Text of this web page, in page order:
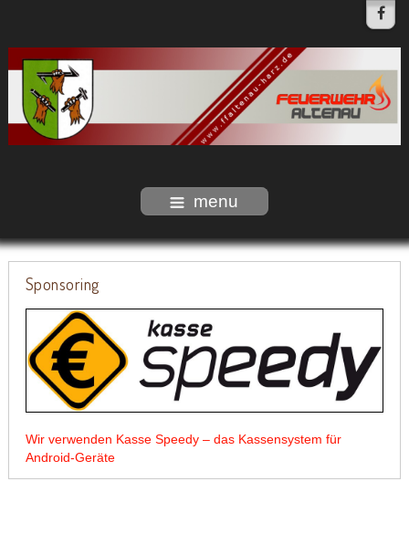
menu
Sponsoring
Wir verwenden Kasse Speedy – das Kassensystem für
Android-Geräte